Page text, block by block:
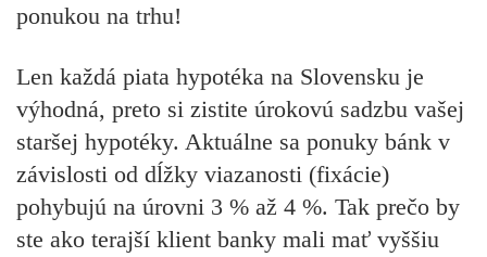
ponukou na trhu!
Len každá piata hypotéka na Slovensku je
výhodná, preto si zistite úrokovú sadzbu vašej
staršej hypotéky. Aktuálne sa ponuky bánk v
závislosti od dĺžky viazanosti (fixácie)
pohybujú na úrovni 3 % až 4 %. Tak prečo by
ste ako terajší klient banky mali mať vyššiu